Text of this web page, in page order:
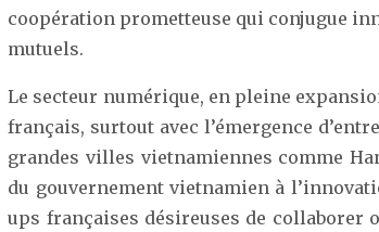
coopération prometteuse qui conjugue
mutuels.
Le secteur numérique, en pleine
français, surtout avec l’émergence
grandes villes vietnamiennes comme
du gouvernement vietnamien à
ups françaises désireuses de collaborer